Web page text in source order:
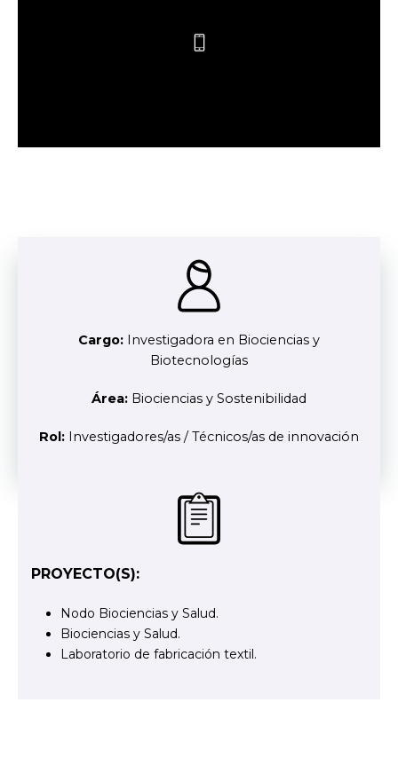
Cargo: Investigadora en Biociencias y
Biotecnologías
Área: Biociencias y Sostenibilidad
Rol: Investigadores/as / Técnicos/as de innovación
PROYECTO(S):
Nodo Biociencias y Salud.
Biociencias y Salud.
Laboratorio de fabricación textil.